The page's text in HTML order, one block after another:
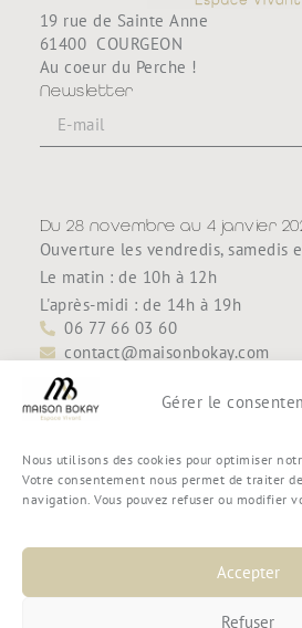
Gérer le
Nous utilisons des cookies pour optimiser
Votre consentement nous permet de traiter
navigation. Vous pouvez refuser ou modifier
Accepter
Refuser
19 rue de Sainte Anne
61400 COURGEON
Au coeur du Perche !
Newsletter
Du 28 novembre au 4 janvier
Ouverture les vendredis, samedis
Le matin : de 10h à 12h
L'après-midi : de 14h à 19h
06 77 66 03 60
contact@maisonbokay.com
Découvrir
Accueil
Maison Bokay
Contact
Boutique
Mon compte
Conditions générales de vente